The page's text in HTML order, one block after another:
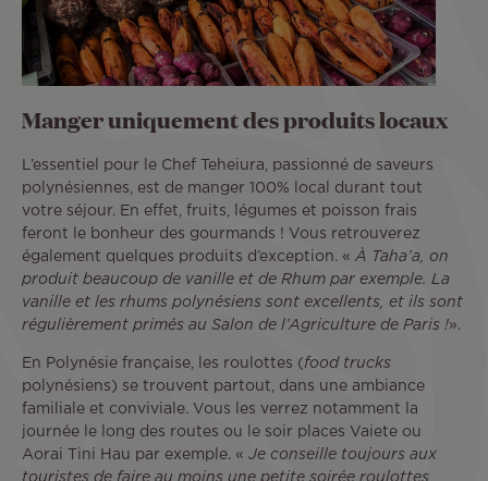
Manger uniquement des produits locaux
L’essentiel pour le Chef Teheiura, passionné de saveurs
polynésiennes, est de manger 100% local durant tout
votre séjour. En effet, fruits, légumes et poisson frais
feront le bonheur des gourmands ! Vous retrouverez
également quelques produits d’exception. « À Taha’a, on
produit beaucoup de vanille et de Rhum par exemple. La
vanille et les rhums polynésiens sont excellents, et ils sont
régulièrement primés au Salon de l’Agriculture de Paris !».
En Polynésie française, les roulottes (food trucks
polynésiens) se trouvent partout, dans une ambiance
familiale et conviviale. Vous les verrez notamment la
journée le long des routes ou le soir places Vaiete ou
Aorai Tini Hau par exemple. « Je conseille toujours aux